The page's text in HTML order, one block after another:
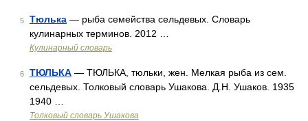
5 Тюлька — рыба семейства сельдевых. Словарь
кулинарных терминов. 2012 …
Кулинарный словарь
6 ТЮЛЬКА — ТЮЛЬКА, тюльки, жен. Мелкая рыба из сем.
сельдевых. Толковый словарь Ушакова. Д.Н. Ушаков. 1935
1940 …
Толковый словарь Ушакова